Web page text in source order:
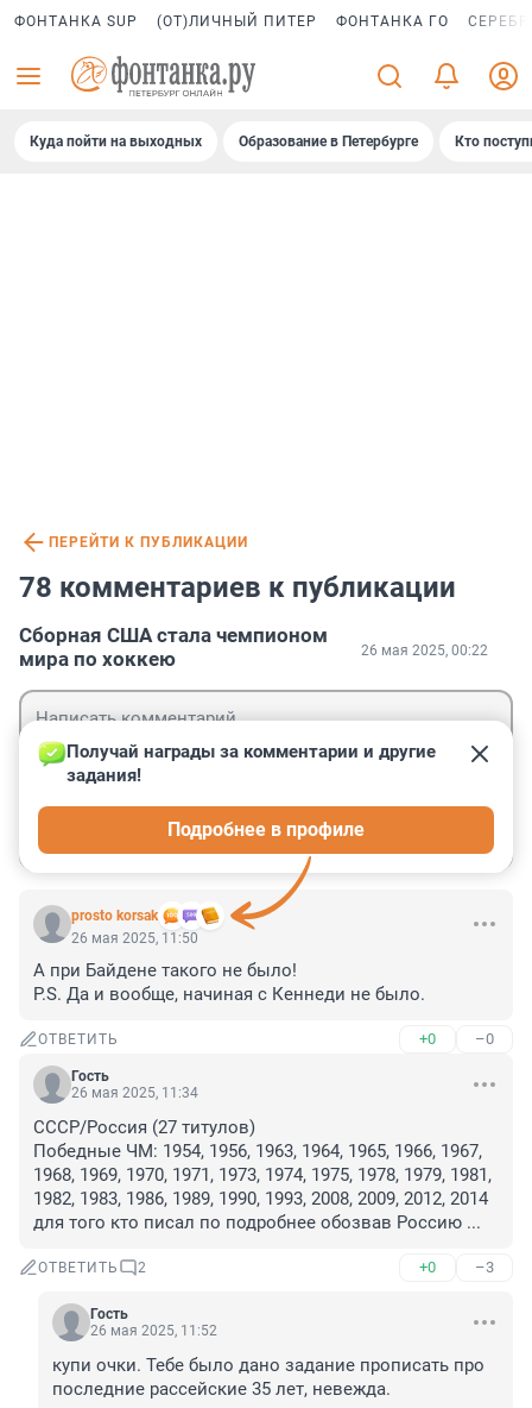
ФОНТАНКА SUP (ОТ)ЛИЧНЫЙ ПИТЕР ФОНТАНКА ГО
Куда пойти на выходных Образование в Петербурге Кто
ПЕРЕЙТИ К ПУБЛИКАЦИИ
78 комментариев к публикации
Сборная США стала чемпионом
мира по хоккею
26 мая 2025, 00:22
prosto korsak
Получай награды за комментарии и другие
задания!
Подробнее в профиле
26 мая 2025, 11:50
А при Байдене такого не было!
P.S. Да и вообще, начиная с Кеннеди не было.
ОТВЕТИТЬ +0 –0
Гость
26 мая 2025, 11:34
СССР/Россия (27 титулов)
Победные ЧМ: 1954, 1956, 1963, 1964, 1965, 1966, 1967,
1968, 1969, 1970, 1971, 1973, 1974, 1975, 1978, 1979, 1981,
1982, 1983, 1986, 1989, 1990, 1993, 2008, 2009, 2012, 2014
для того кто писал по подробнее обозвав Россию ...
ОТВЕТИТЬ 2 +0 –3
Гость
26 мая 2025, 11:52
купи очки. Тебе было дано задание прописать про
последние рассейские 35 лет, невежда.